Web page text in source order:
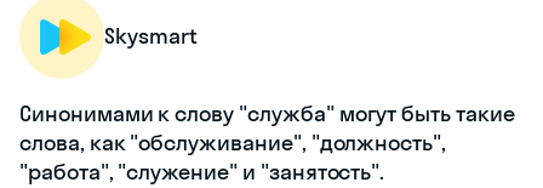
Skysmart
Синонимами к слову "служба" могут быть такие
слова, как "обслуживание", "должность",
"работа", "служение" и "занятость".